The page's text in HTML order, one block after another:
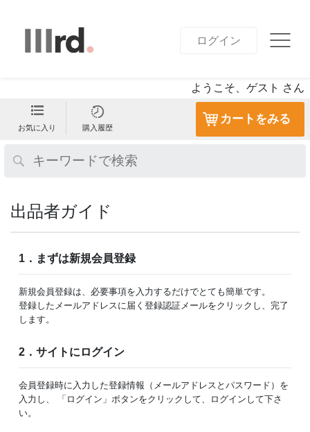
ログイン
ようこそ、ゲスト さん
お気に入り 購入履歴
カートをみる
出品者ガイド
1．まずは新規会員登録
新規会員登録は、必要事項を入力するだけでとても簡単です。
登録したメールアドレスに届く登録認証メールをクリックし、完了
します。
2．サイトにログイン
会員登録時に入力した登録情報（メールアドレスとパスワード）を
入力し、 「ログイン」ボタンをクリックして、ログインして下さ
い。